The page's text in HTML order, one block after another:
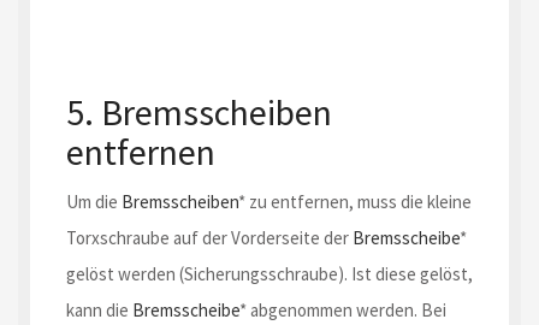
5. Bremsscheiben
entfernen
Um die Bremsscheiben* zu entfernen, muss die kleine
Torxschraube auf der Vorderseite der Bremsscheibe*
gelöst werden (Sicherungsschraube). Ist diese gelöst,
kann die Bremsscheibe* abgenommen werden. Bei